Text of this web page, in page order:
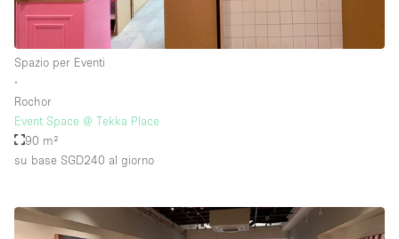
Spazio per Eventi
∙
Rochor
Event Space @ Tekka Place
90 m²
su base SGD240 al giorno